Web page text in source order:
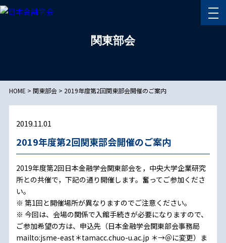
関東部会
HOME > 関東部会> 2019年度第2回関東部会開催のご案内
2019.11.01
2019年度第2回関東部会開催のご案内
2019年度第2回日本金融学会関東部会を，中央大学企業研究
所との共催で，下記の通り開催します。奮ってご参加くださ
い。
※ 第1回と開催場所が異なりますのでご注意ください。
※ 今回は、会場の関係で入館手続きが必要になりますので、
ご参加希望の方は、申込先（日本金融学会関東部会事務局
mailto:jsme-east＊tamacc.chuo-u.ac.jp ＊→＠に変更）ま